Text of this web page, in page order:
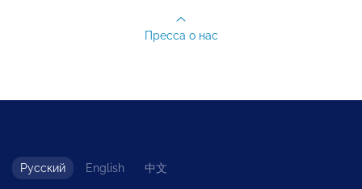
Пресса о нас
Русский English 中文